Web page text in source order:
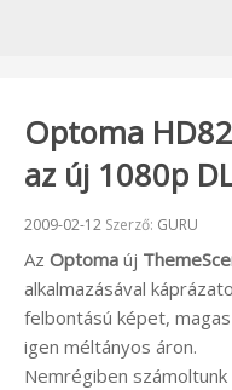
Optoma
az új 1080p
Beküldve:
2009-02-12 Szerző: GURU
Az Optoma új
alkalmazásával
felbontású képet,
igen méltányos áron.
Nemrégiben